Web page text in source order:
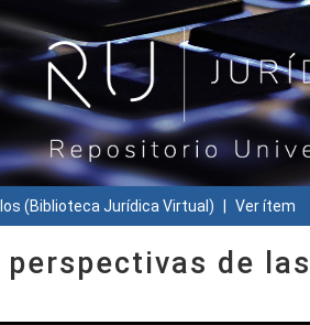
(Biblioteca Jurídica Virtual) Ver ítem
de